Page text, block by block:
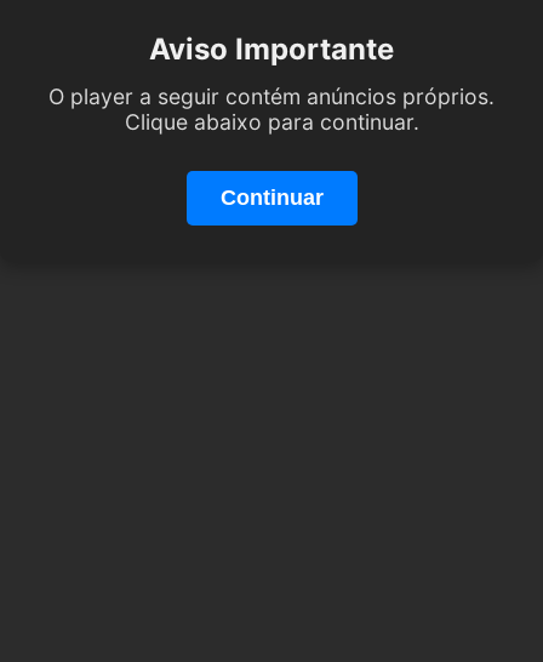
Aviso Importante
O player a seguir contém anúncios próprios.
Clique abaixo para continuar.
Continuar